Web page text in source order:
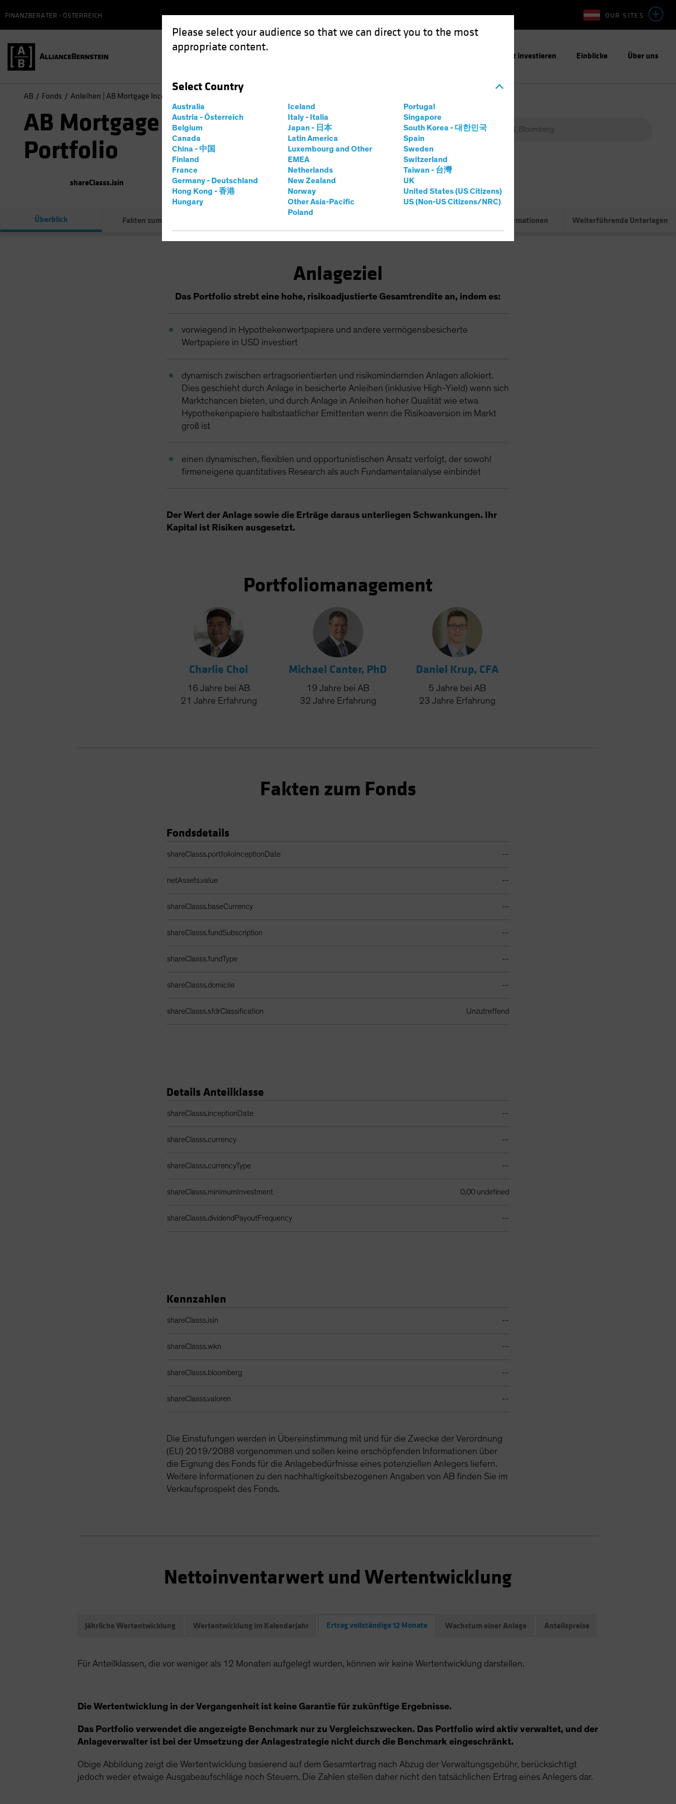
Please select your audience so that we can direct you to the most
appropriate content.
Select Country
Australia
Austria - Österreich
Belgium
Canada
China - 中国
Finland
France
Germany - Deutschland
Hong Kong - 香港
Hungary
Iceland
Italy - Italia
Japan - 日本
Latin America
Luxembourg and Other
EMEA
Netherlands
New Zealand
Norway
Other Asia-Pacific
Poland
Portugal
Singapore
South Korea - 대한민국
Spain
Sweden
Switzerland
Taiwan - 台灣
UK
United States (US Citizens)
US (Non-US Citizens/NRC)
OUR SITES
FINANZBERATER - ÖSTERREICH
Verantwortungsbewusst investieren Einblicke Über uns
AB Fonds Anleihen | AB Mortgage Income Portfolio
AB Mortgage Income
Portfolio
Anteilklasse
shareClasss.isin (Per 07.08.2026) prices.change
0,00
prices.changePercent
0,00%
Überblick Fakten zum Fonds Risikoinformationen Weiterführende Unterlagen
Anlageziel
Das Portfolio strebt eine hohe, risikoadjustierte Gesamtrendite an, indem es:
vorwiegend in Hypothekenwertpapiere und andere vermögensbesicherte
Wertpapiere in USD investiert
dynamisch zwischen ertragsorientierten und risikomindernden Anlagen allokiert.
Dies geschieht durch Anlage in besicherte Anleihen (inklusive High-Yield) wenn sich
Marktchancen bieten, und durch Anlage in Anleihen hoher Qualität wie etwa
Hypothekenpapiere halbstaatlicher Emittenten wenn die Risikoaversion im Markt
groß ist
einen dynamischen, flexiblen und opportunistischen Ansatz verfolgt, der sowohl
firmeneigene quantitatives Research als auch Fundamentalanalyse einbindet
Der Wert der Anlage sowie die Erträge daraus unterliegen Schwankungen. Ihr
Kapital ist Risiken ausgesetzt.
Portfoliomanagement
Charlie Choi
16 Jahre bei AB
21 Jahre Erfahrung
Michael Canter, PhD
19 Jahre bei AB
32 Jahre Erfahrung
Daniel Krup, CFA
5 Jahre bei AB
23 Jahre Erfahrung
Fakten zum Fonds
Fondsdetails
shareClasss.portfolioInceptionDate --
netAssets.value --
shareClasss.baseCurrency --
shareClasss.fundSubscription --
shareClasss.fundType --
shareClasss.domicile --
shareClasss.sfdrClassification Unzutreffend
Details Anteilklasse
shareClasss.inceptionDate --
shareClasss.currency --
shareClasss.currencyType --
shareClasss.minimumInvestment 0,00 undefined
shareClasss.dividendPayoutFrequency --
Kennzahlen
shareClasss.isin --
shareClasss.wkn --
shareClasss.bloomberg --
shareClasss.valoren --
Die Einstufungen werden in Übereinstimmung mit und für die Zwecke der Verordnung
(EU) 2019/2088 vorgenommen und sollen keine erschöpfenden Informationen über
die Eignung des Fonds für die Anlagebedürfnisse eines potenziellen Anlegers liefern.
Weitere Informationen zu den nachhaltigkeitsbezogenen Angaben von AB finden Sie im
Verkaufsprospekt des Fonds.
Nettoinventarwert und Wertentwicklung
Jährliche Wertentwicklung Wertentwicklung im Kalendarjahr Ertrag vollständige 12 Monate Wachstum einer Anlage Anteilspreise
Für Anteilklassen, die vor weniger als 12 Monaten aufgelegt wurden, können wir keine Wertentwicklung darstellen.
Die Wertentwicklung in der Vergangenheit ist keine Garantie für zukünftige Ergebnisse.
Das Portfolio verwendet die angezeigte Benchmark nur zu Vergleichszwecken. Das Portfolio wird aktiv verwaltet, und der
Anlageverwalter ist bei der Umsetzung der Anlagestrategie nicht durch die Benchmark eingeschränkt.
Obige Abbildung zeigt die Wertentwicklung basierend auf dem Gesamtertrag nach Abzug der Verwaltungsgebühr, berücksichtigt
jedoch weder etwaige Ausgabeaufschläge noch Steuern. Die Zahlen stellen daher nicht den tatsächlichen Ertrag eines Anlegers dar.